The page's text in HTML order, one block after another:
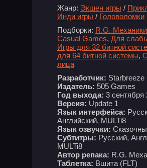
Жанр: Экшен игры /
Инди игры / Головоломки
Подборки: R.G. Механики
Casual Games, Для
Игры для 32 битной
для 64 битной системы,
лица
Разработчик: Starbreeze
Издатель: 505 Games
Год выхода: 3 сентября
Версия: Update 1
Язык интерфейса:
Английский, MULTi8
Язык озвучки:
Субтитры: Русский,
MULTi8
Автор репака: R.G.
Таблетка: Вшита (FLT)